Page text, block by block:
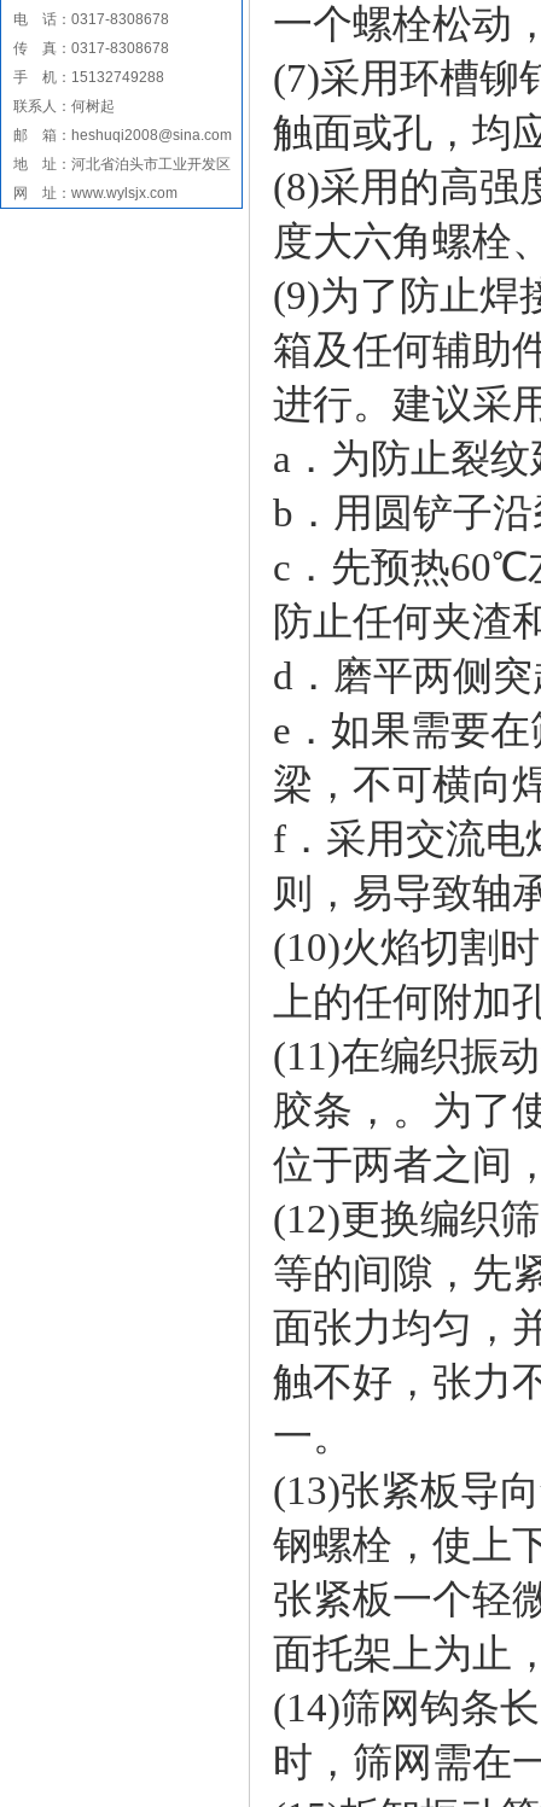
电 话：0317-8308678
传 真：0317-8308678
手 机：15132749288
联系人：何树起
邮 箱：heshuqi2008@sina.com
地 址：河北省泊头市工业开发区
网 址：www.wylsjx.com
一个螺栓松动
(7)采用环槽铆
触面或孔，均
(8)采用的高强
度大六角螺栓
(9)为了防止焊
箱及任何辅助
进行。建议采
a．为防止裂
b．用圆铲子
c．先预热60℃
防止任何夹渣
d．磨平两侧
e．如果需要
梁，不可横向
f．采用交流电
则，易导致轴
(10)火焰切割
上的任何附加
(11)在编织振
胶条，。为了
位于两者之间
(12)更换编织
等的间隙，先
面张力均匀，
触不好，张力
一。
(13)张紧板导
钢螺栓，使上
张紧板一个轻
面托架上为止
(14)筛网钩条
时，筛网需在